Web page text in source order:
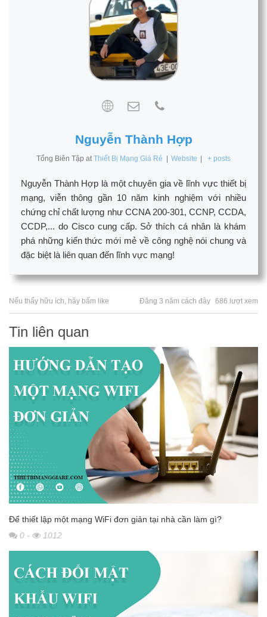
Nguyễn Thành Hợp
Tổng Biên Tập at Thiết Bị Mạng Giá Rẻ Website + posts
Nguyễn Thành Hợp là một chuyên gia về lĩnh vực thiết bị
mạng, viễn thông gần 10 năm kinh nghiệm với nhiều
chứng chỉ chất lượng như CCNA 200-301, CCNP, CCDA,
CCDP,... do Cisco cung cấp. Sở thích cá nhân là khám
phá những kiến thức mới mẻ về công nghệ nói chung và
đặc biệt là liên quan đến lĩnh vực mạng!
Nếu thấy hữu ích, hãy bấm like Đăng 3 năm cách đây 686 lượt xem
Tin liên quan
Để thiết lập một mạng WiFi đơn giản tại nhà cần làm gì?
0 - 1012